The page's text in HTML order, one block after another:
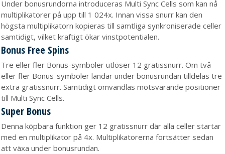
Under bonusrundorna introduceras Multi Sync Cells som kan nå
multiplikatorer på upp till 1 024x. Innan vissa snurr kan den
högsta multiplikatorn kopieras till samtliga synkroniserade celler
samtidigt, vilket kraftigt ökar vinstpotentialen.
Bonus Free Spins
Tre eller fler Bonus-symboler utlöser 12 gratissnurr. Om två
eller fler Bonus-symboler landar under bonusrundan tilldelas tre
extra gratissnurr. Samtidigt omvandlas motsvarande positioner
till Multi Sync Cells.
Super Bonus
Denna köpbara funktion ger 12 gratissnurr där alla celler startar
med en multiplikator på 4x. Multiplikatorerna fortsätter sedan
att växa under bonusrundan.